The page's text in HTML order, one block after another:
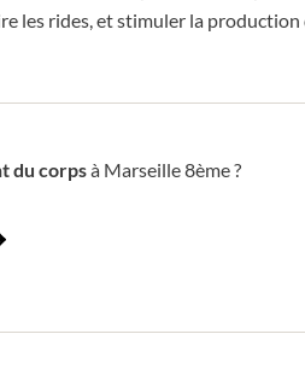
les rides, et stimuler la production
du corpsà Marseille 8ème ?